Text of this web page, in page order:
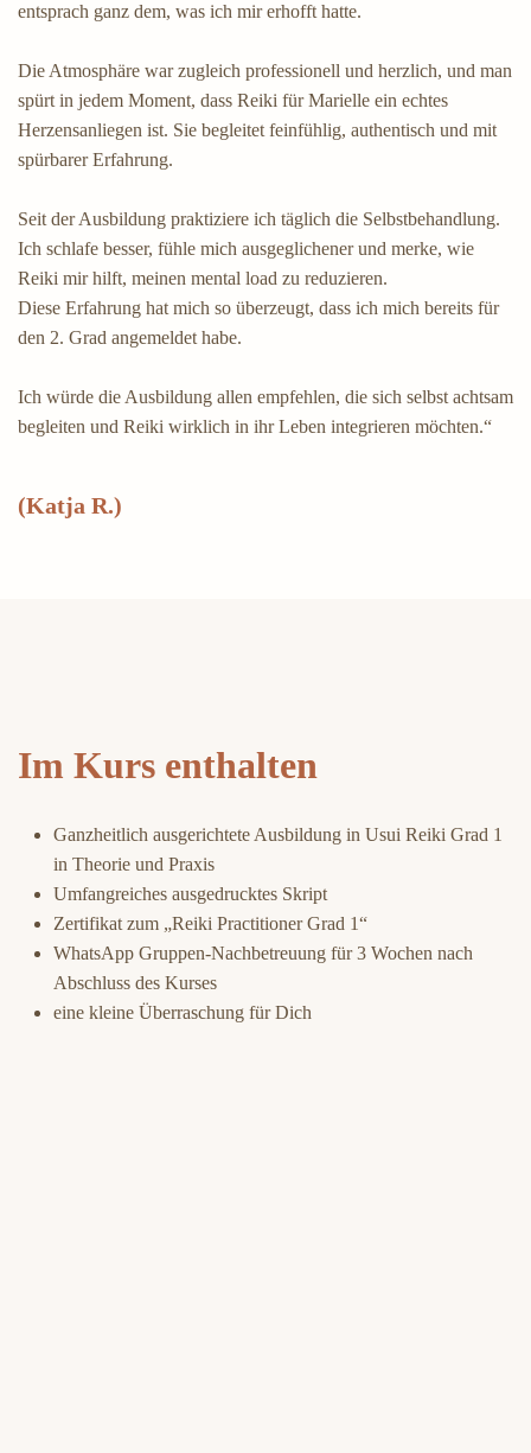
entsprach ganz dem, was ich mir erhofft hatte.
Die Atmosphäre war zugleich professionell und herzlich, und man
spürt in jedem Moment, dass Reiki für Marielle ein echtes
Herzensanliegen ist. Sie begleitet feinfühlig, authentisch und mit
spürbarer Erfahrung.
Seit der Ausbildung praktiziere ich täglich die Selbstbehandlung.
Ich schlafe besser, fühle mich ausgeglichener und merke, wie
Reiki mir hilft, meinen mental load zu reduzieren.
Diese Erfahrung hat mich so überzeugt, dass ich mich bereits für
den 2. Grad angemeldet habe.
Ich würde die Ausbildung allen empfehlen, die sich selbst achtsam
begleiten und Reiki wirklich in ihr Leben integrieren möchten.“
(Katja R.)
Im Kurs enthalten
Ganzheitlich ausgerichtete Ausbildung in Usui Reiki Grad 1
in Theorie und Praxis
Umfangreiches ausgedrucktes Skript
Zertifikat zum „Reiki Practitioner Grad 1“
WhatsApp Gruppen-Nachbetreuung für 3 Wochen nach
Abschluss des Kurses
eine kleine Überraschung für Dich